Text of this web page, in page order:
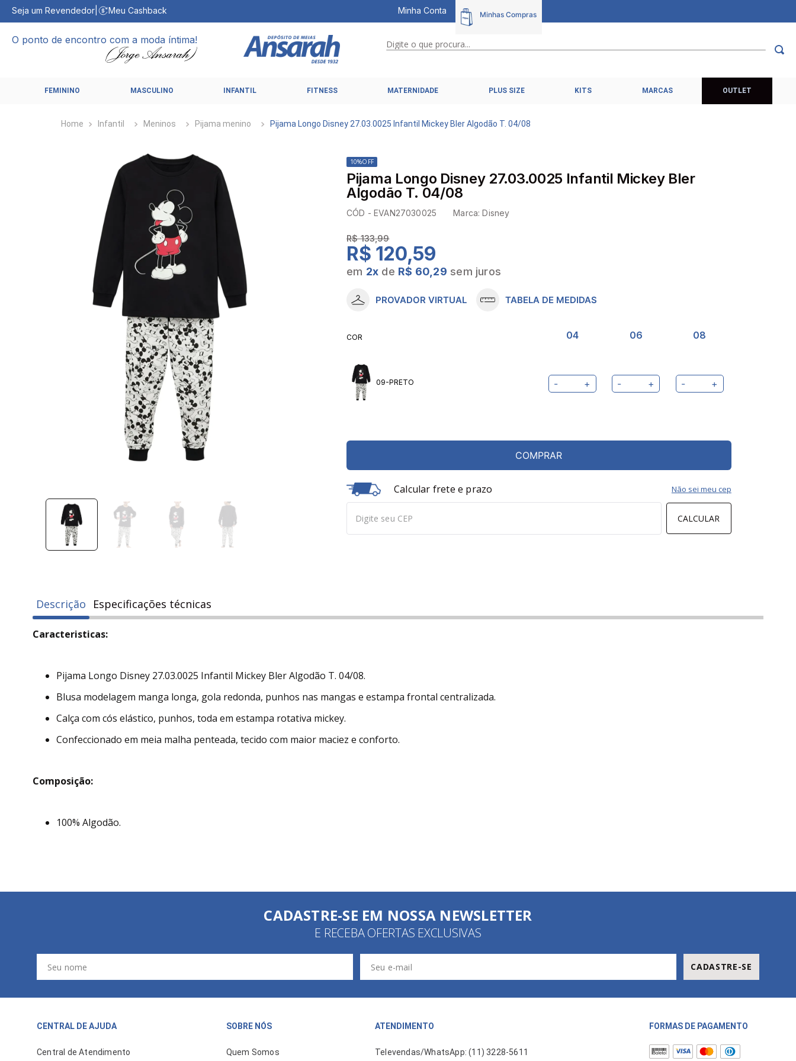
Seja um Revendedor Meu Cashback Minha Conta
O ponto de encontro com a moda íntima! Digite o que procura...
FEMININO MASCULINO INFANTIL FITNESS MATERNIDADE PLUS SIZE KITS MARCAS OUTLET
Infantil Meninos Pijama menino Pijama Longo Disney 27.03.0025 Infantil Mickey Bler Algodão T. 04/08
10%OFF
Pijama Longo Disney 27.03.0025 Infantil Mickey Bler
Algodão T. 04/08
CÓD -EVAN27030025 Marca:Disney
R$ 133,99
R$ 120,59
em 2x de R$ 60,29 sem juros
PROVADOR VIRTUAL TABELA DE MEDIDAS
COR 04 06 08
09-PRETO - + - + - +
COMPRAR
Calcular frete e prazo
CALCULAR
Não sei meu cep
Descrição Especificações técnicas
Caracteristicas:
Pijama Longo Disney 27.03.0025 Infantil Mickey Bler Algodão T. 04/08.
Blusa modelagem manga longa, gola redonda, punhos nas mangas e estampa frontal centralizada.
Calça com cós elástico, punhos, toda em estampa rotativa mickey.
Confeccionado em meia malha penteada, tecido com maior maciez e conforto.
Composição:
100% Algodão.
CADASTRE-SE EM NOSSA NEWSLETTER
E RECEBA OFERTAS EXCLUSIVAS
CADASTRE-SE
CENTRAL DE AJUDA
Central de Atendimento
SOBRE NÓS
Quem Somos
ATENDIMENTO
Televendas/WhatsApp: (11) 3228-5611
FORMAS DE PAGAMENTO
1 º
calcinhas
º
sutiã liz
6
sutias
7º
sutiã plus size
9º
pijama